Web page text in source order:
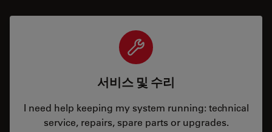
서비스 및 수리
I need help keeping my system running: technical
service, repairs, spare parts or upgrades.